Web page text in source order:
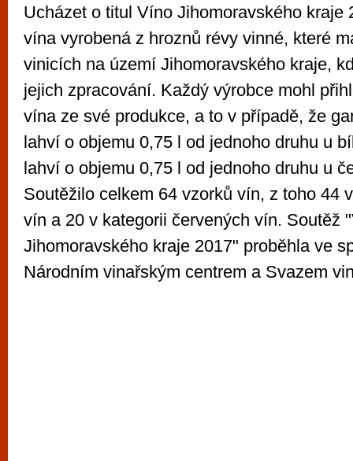
Ucházet o titul Víno Jihomoravského kraje
vína vyrobená z hroznů révy vinné, které
vinicích na území Jihomoravského kraje,
jejich zpracování. Každý výrobce mohl
vína ze své produkce, a to v případě, že
lahví o objemu 0,75 l od jednoho druhu u
lahví o objemu 0,75 l od jednoho druhu u
Soutěžilo celkem 64 vzorků vín, z toho 44
vín a 20 v kategorii červených vín. Soutěž
Jihomoravského kraje 2017" proběhla ve
Národním vinařským centrem a Svazem